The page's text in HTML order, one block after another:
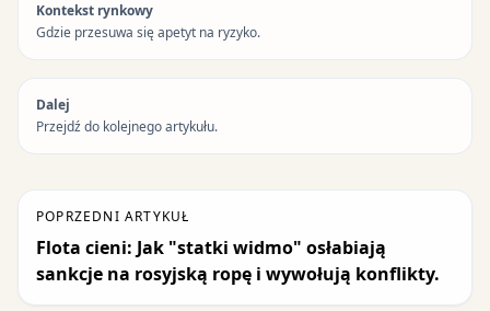
Kontekst rynkowy
Gdzie przesuwa się apetyt na ryzyko.
Dalej
Przejdź do kolejnego artykułu.
POPRZEDNI ARTYKUŁ
Flota cieni: Jak "statki widmo" osłabiają
sankcje na rosyjską ropę i wywołują konflikty.